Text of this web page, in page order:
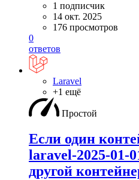
1 подписчик
14 окт. 2025
176 просмотров
0
ответов
Laravel
+1 ещё
Простой
Если один
laravel-2025-01-
другой